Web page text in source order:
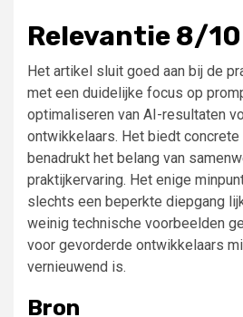
Relevantie 8/10
Het artikel sluit goed aan bij de
met een duidelijke focus op
optimaliseren van AI-resultaten
ontwikkelaars. Het biedt concrete
benadrukt het belang van
praktijkervaring. Het enige
slechts een beperkte diepgang
weinig technische voorbeelden
voor gevorderde ontwikkelaars
vernieuwend is.
Bron